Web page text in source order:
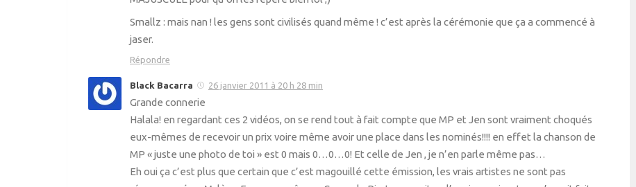
Smallz : mais nan ! les gens sont civilisés quand même ! c’est après la cérémonie que ça a commencé à
jaser.
Répondre
Black Bacarra 26 janvier 2011 à 20 h 28 min
Grande connerie
Halala! en regardant ces 2 vidéos, on se rend tout à fait compte que MP et Jen sont vraiment choqués
eux-mêmes de recevoir un prix voire même avoir une place dans les nominés!!!! en effet la chanson de
MP « juste une photo de toi » est 0 mais 0…0…0! Et celle de Jen , je n’en parle même pas…
Eh oui ça c’est plus que certain que c’est magouillé cette émission, les vrais artistes ne sont pas